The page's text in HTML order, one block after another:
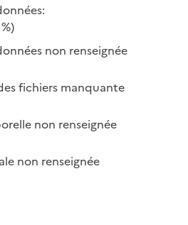
non renseignée
fichiers manquante
non renseignée
non renseignée